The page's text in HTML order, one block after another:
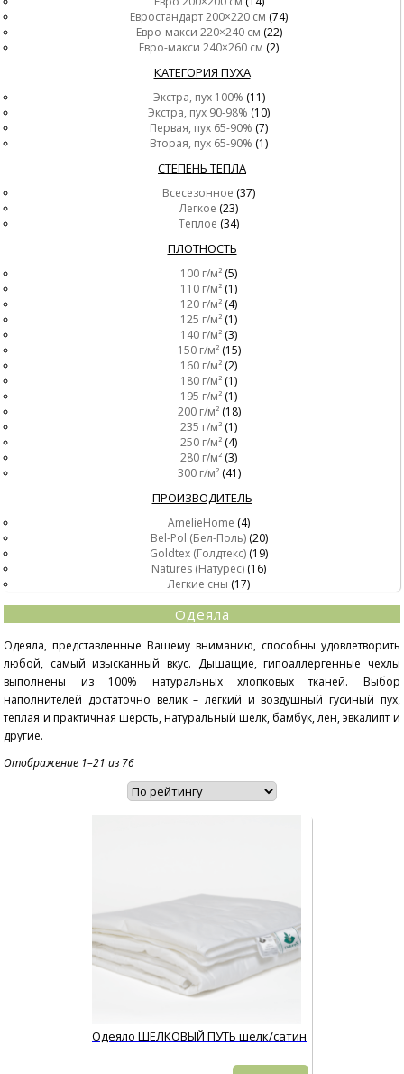
Евростандарт 200×220 см (74)
Евро-макси 220×240 см (22)
Евро-макси 240×260 см (2)
КАТЕГОРИЯ ПУХА
Экстра, пух 100% (11)
Экстра, пух 90-98% (10)
Первая, пух 65-90% (7)
Вторая, пух 65-90% (1)
СТЕПЕНЬ ТЕПЛА
Всесезонное (37)
Легкое (23)
Теплое (34)
ПЛОТНОСТЬ
100 г/м² (5)
110 г/м² (1)
120 г/м² (4)
125 г/м² (1)
140 г/м² (3)
150 г/м² (15)
160 г/м² (2)
180 г/м² (1)
195 г/м² (1)
200 г/м² (18)
235 г/м² (1)
250 г/м² (4)
280 г/м² (3)
300 г/м² (41)
ПРОИЗВОДИТЕЛЬ
AmelieHome (4)
Bel-Pol (Бел-Поль) (20)
Goldtex (Голдтекс) (19)
Natures (Натурес) (16)
Легкие сны (17)
Одеяла
Одеяла, представленные Вашему вниманию, способны удовлетворить
любой, самый изысканный вкус. Дышащие, гипоаллергенные чехлы
выполнены из 100% натуральных хлопковых тканей. Выбор
наполнителей достаточно велик – легкий и воздушный гусиный пух,
теплая и практичная шерсть, натуральный шелк, бамбук, лен, эвкалипт и
другие.
Отображение 1–21 из 76Сортировка:
по
рейтингу
Одеяло ШЕЛКОВЫЙ ПУТЬ шелк/сатин